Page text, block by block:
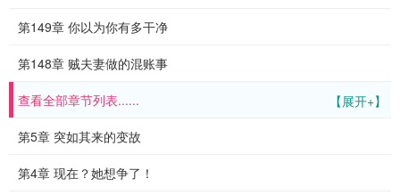
第149章 你以为你有多干净
第148章 贼夫妻做的混账事
【展开+】
查看全部章节列表......
第5章 突如其来的变故
第4章 现在？她想争了！